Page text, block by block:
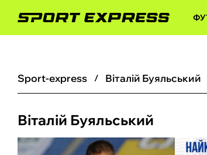
sport-express Віталій Буяльський
Віталій Буяльський